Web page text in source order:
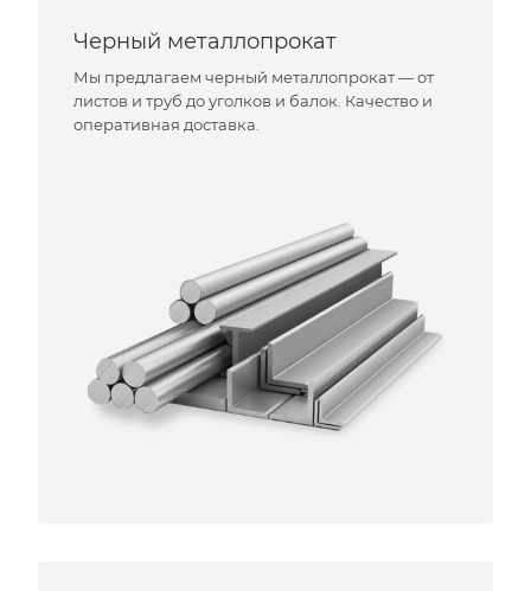
Черный металлопрокат
Мы предлагаем черный металлопрокат — от
листов и труб до уголков и балок. Качество и
оперативная доставка.